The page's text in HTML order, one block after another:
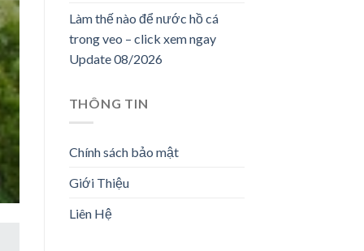
Làm thế nào để nước hồ cá
trong veo – click xem ngay
Update 08/2026
THÔNG TIN
Chính sách bảo mật
Giới Thiệu
Liên Hệ